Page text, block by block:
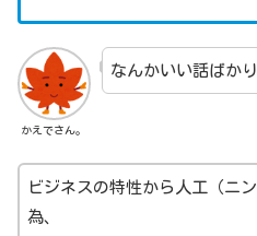
かえでさん。
なんかいい話ばか
ビジネスの特性から人工（ニ
為、